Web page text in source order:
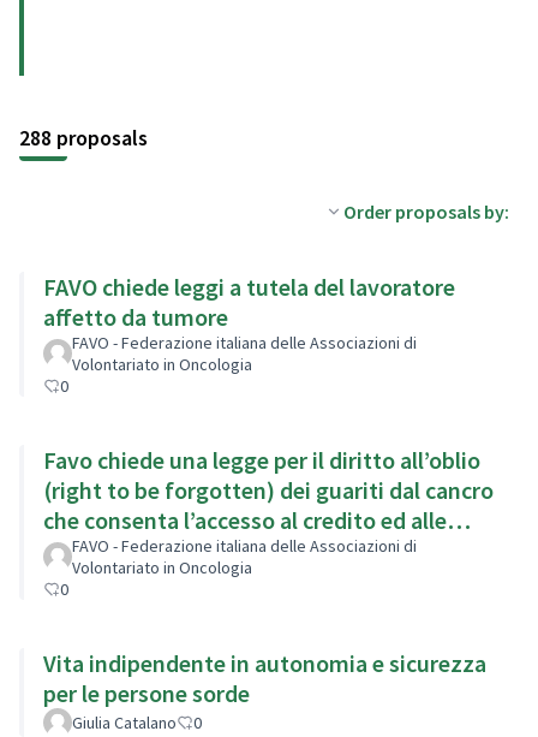
288 proposals
Order proposals by:
FAVO chiede leggi a tutela del lavoratore
affetto da tumore
FAVO - Federazione italiana delle Associazioni di
Volontariato in Oncologia
0
Favo chiede una legge per il diritto all’oblio
(right to be forgotten) dei guariti dal cancro
che consenta l’accesso al credito ed alle
assicurazioni
FAVO - Federazione italiana delle Associazioni di
Volontariato in Oncologia
0
Vita indipendente in autonomia e sicurezza
per le persone sorde
Giulia Catalano 0